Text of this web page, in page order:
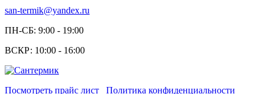
san-termik@yandex.ru
ПН-СБ: 9:00 - 19:00
ВСКР: 10:00 - 16:00
Посмотреть прайс лист Политика конфиденциальности